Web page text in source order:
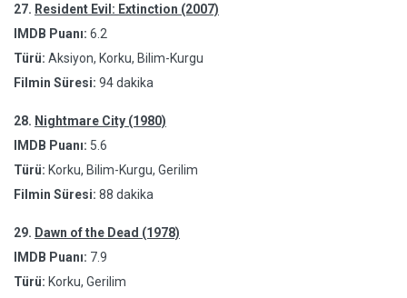
27. Resident Evil: Extinction (2007)
IMDB Puanı: 6.2
Türü: Aksiyon, Korku, Bilim-Kurgu
Filmin Süresi: 94 dakika
28. Nightmare City (1980)
IMDB Puanı: 5.6
Türü: Korku, Bilim-Kurgu, Gerilim
Filmin Süresi: 88 dakika
29. Dawn of the Dead (1978)
IMDB Puanı: 7.9
Türü: Korku, Gerilim